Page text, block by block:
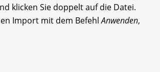
klicken Sie doppelt auf die Datei.
Import mit dem BefehlAnwenden,